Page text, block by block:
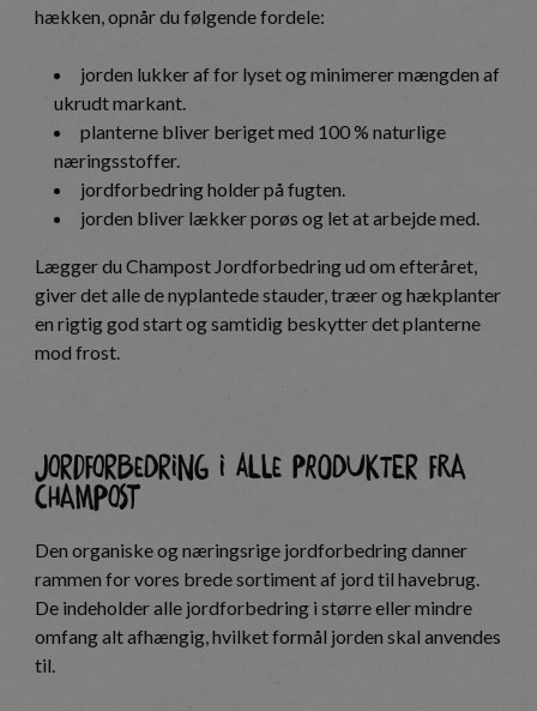
hækken, opnår du følgende fordele:
jorden lukker af for lyset og minimerer mængden af
ukrudt markant.
planterne bliver beriget med 100 % naturlige
næringsstoffer.
jordforbedring holder på fugten.
jorden bliver lækker porøs og let at arbejde med.
Lægger du Champost Jordforbedring ud om efteråret,
giver det alle de nyplantede stauder, træer og hækplanter
en rigtig god start og samtidig beskytter det planterne
mod frost.
Jordforbedring i alle produkter fra
Champost
Den organiske og næringsrige jordforbedring danner
rammen for vores brede sortiment af jord til havebrug.
De indeholder alle jordforbedring i større eller mindre
omfang alt afhængig, hvilket formål jorden skal anvendes
til.